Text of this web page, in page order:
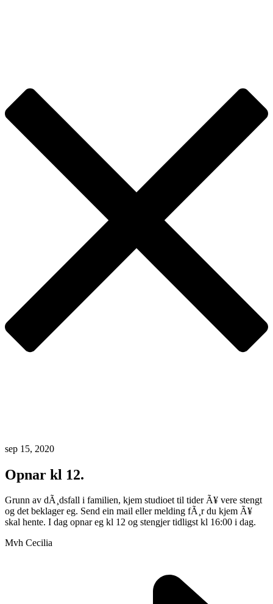
sep 15, 2020
Opnar kl 12.
Grunn av dÃ¸dsfall i familien, kjem studioet til tider Ã¥ vere stengt
og det beklager eg. Send ein mail eller melding fÃ¸r du kjem Ã¥
skal hente. I dag opnar eg kl 12 og stengjer tidligst kl 16:00 i dag.
Mvh Cecilia